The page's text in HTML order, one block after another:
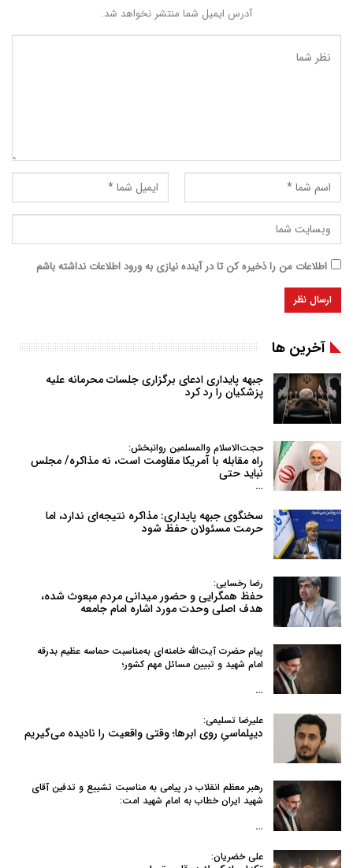
آدرس ایمیل شما منتشر نخواهد شد.
اطلاعات من را ذخیره کن تا در آینده نیازی به ورود اطلاعات نداشته باشم
آخرین ها
جبهه پایداری ادعای برگزاری جلسات محرمانه علیه
پزشکیان را رد کرد
حجت‌الاسلام والمسلمین روانبخش:
راه مقابله با آمریکا مقاومت است، نه مذاکره/ مجلس
نباید حتی
…
سخنگوی جبهه پایداری: مذاکره نتیجه‌ای ندارد، اما
حرمت مسئولان حفظ شود
رضا رخسایی:
حفظ همگرایی و حضور میدانی مردم مبعوث شده،
هدف اصلی وحدت مورد اشاره امام جامعه
پیام حضرت آیت‌الله خامنه‌ای به‌مناسبت حماسه عظیم بدرقه
امام شهید و تبیین مسائل مهم کشور؛
…
علیرضا تسلیمی:
دیپلماسیِ روی ابرها؛ وقتی واقعیت را نادیده می‌گیریم
رهبر معظم انقلاب در پیامی به‌ مناسبت تشییع و تدفین آقای
شهید ایران خطاب به امام شهید امت:
…
علی خضریان: